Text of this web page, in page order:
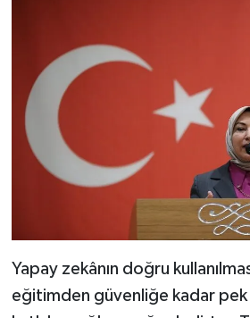
Yapay zekânın doğru
eğitimden güvenliğe kadar pek